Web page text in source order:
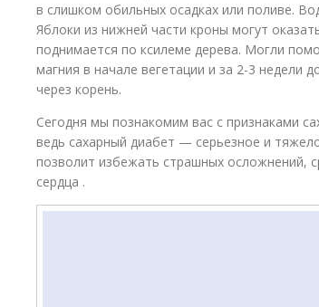
в слишком обильных осадках или поливе.
Яблоки из нижней части кроны могут
поднимается по ксилеме дерева. Могли
магния в начале вегетации и за 2-3 недели
через корень.
Сегодня мы познакомим вас с признаками
ведь сахарный диабет — серьезное и
позволит избежать страшных осложнений,
сердца .